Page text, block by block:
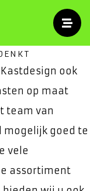
ook
op maat
team van
mogelijk goed te
vele
assortiment